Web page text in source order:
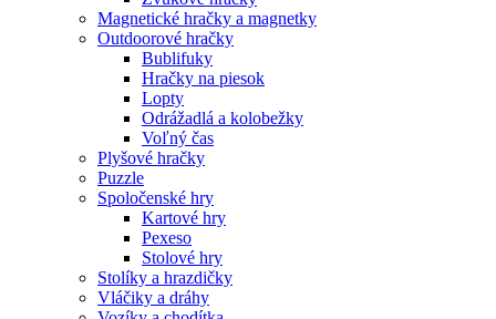
Magnetické hračky a magnetky
Outdoorové hračky
Bublifuky
Hračky na piesok
Lopty
Odrážadlá a kolobežky
Voľný čas
Plyšové hračky
Puzzle
Spoločenské hry
Kartové hry
Pexeso
Stolové hry
Stolíky a hrazdičky
Vláčiky a dráhy